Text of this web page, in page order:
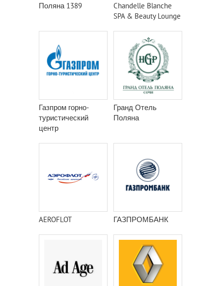
Поляна 1389
Chandelle Blanche
SPA & Beauty Lounge
Газпром горно-
туристический
центр
Гранд Отель
Поляна
AEROFLOT ГАЗПРОМБАНК